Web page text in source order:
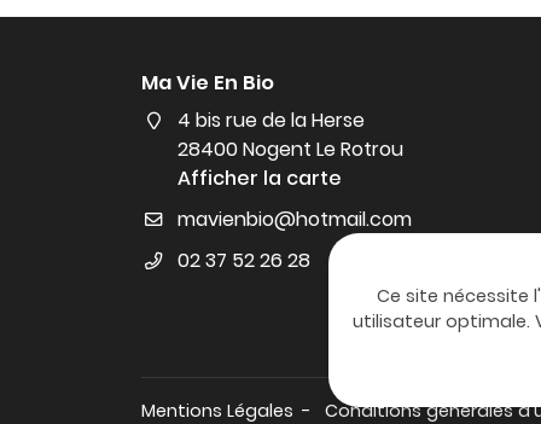
Ma Vie En Bio
4 bis rue de la Herse
28400 Nogent Le Rotrou
Afficher la carte
02 37 52 26 28
Mentions Légales Conditions générales
Ce site nécessite
utilisateur optimale.